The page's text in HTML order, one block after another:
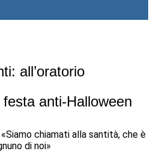
all’oratorio
festa anti-Halloween
chiamati alla santità, che è
di noi»